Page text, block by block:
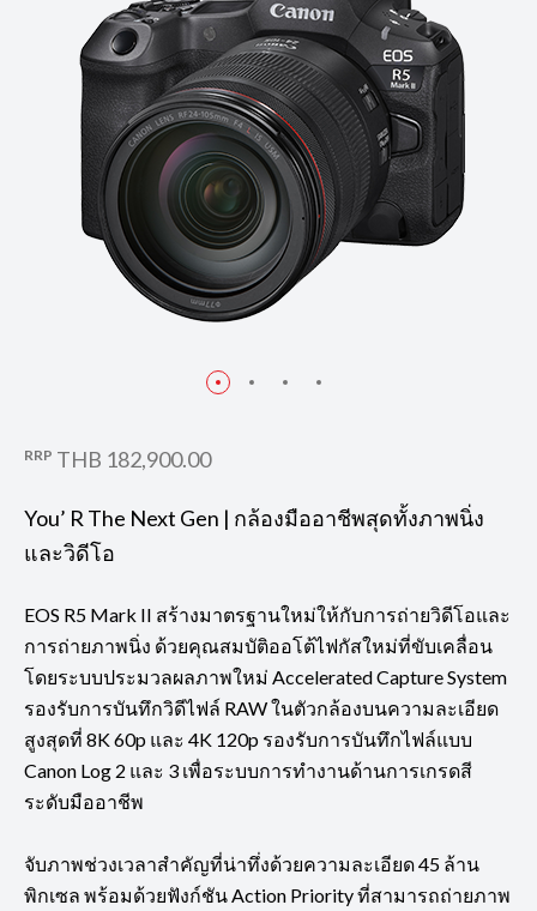
RRP THB 182,900.00
You’ R The Next Gen | กล้องมืออาชีพสุดทั้งภาพนิ่ง
และวิดีโอ
EOS R5 Mark II สร้างมาตรฐานใหม่ให้กับการถ่ายวิดีโอและ
การถ่ายภาพนิ่ง ด้วยคุณสมบัติออโต้ไฟกัสใหม่ที่ขับเคลื่อน
โดยระบบประมวลผลภาพใหม่ Accelerated Capture System
รองรับการบันทึกวิดีไฟล์ RAW ในตัวกล้องบนความละเอียด
สูงสุดที่ 8K 60p และ 4K 120p รองรับการบันทึกไฟล์แบบ
Canon Log 2 และ 3 เพื่อระบบการทำงานด้านการเกรดสี
ระดับมืออาชีพ
จับภาพช่วงเวลาสำคัญที่น่าทึ่งด้วยความละเอียด 45 ล้าน
พิกเซล พร้อมด้วยฟังก์ชัน Action Priority ที่สามารถถ่ายภาพ